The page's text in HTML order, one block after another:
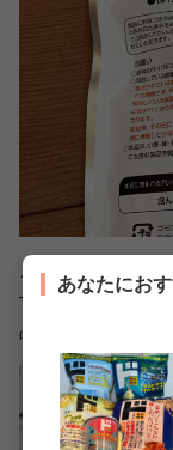
こちらも保存料
すね！酸っぱい
品です。
あなたにお